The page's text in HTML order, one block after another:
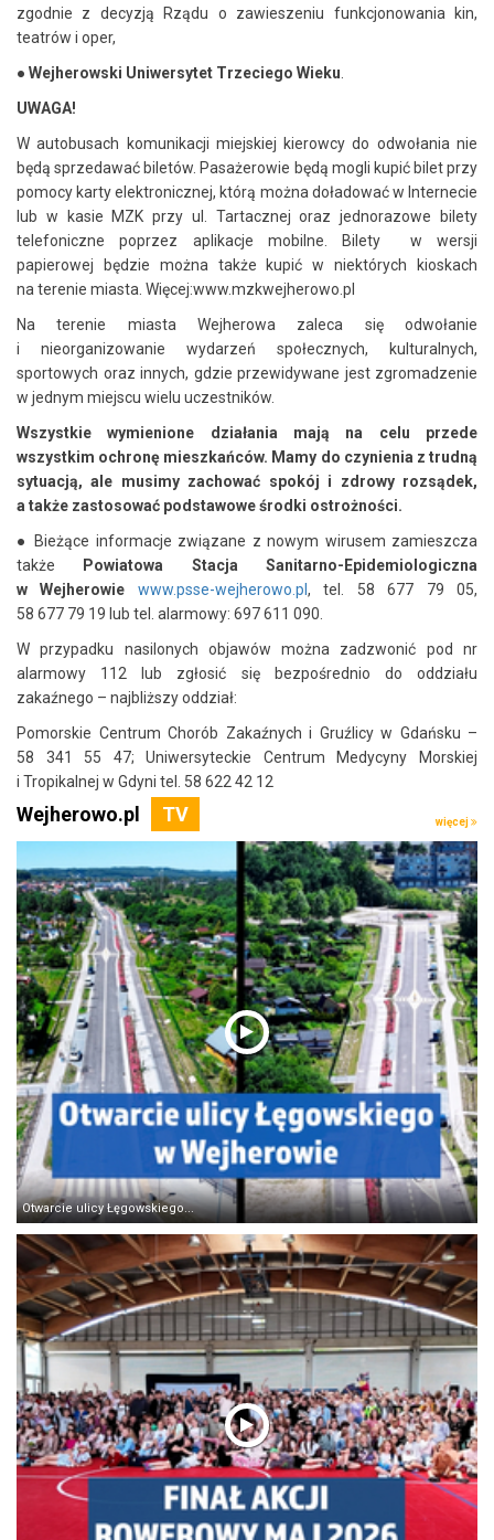
zgodnie z decyzją Rządu o zawieszeniu funkcjonowania kin,
teatrów i oper,
● Wejherowski Uniwersytet Trzeciego Wieku
UWAGA!
W autobusach komunikacji miejskiej kierowcy do odwołania nie
będą sprzedawać biletów. Pasażerowie będą mogli kupić bilet przy
pomocy karty elektronicznej, którą można doładować w Internecie
lub w kasie MZK przy ul. Tartacznej oraz jednorazowe bilety
telefoniczne poprzez aplikacje mobilne. Bilety w wersji
papierowej będzie można także kupić w niektórych kioskach
na terenie miasta. Więcej:www.mzkwejherowo.pl
Na terenie miasta Wejherowa zaleca się odwołanie
i nieorganizowanie wydarzeń społecznych, kulturalnych,
sportowych oraz innych, gdzie przewidywane jest zgromadzenie
w jednym miejscu wielu uczestników.
Wszystkie wymienione działania mają na celu przede
wszystkim ochronę mieszkańców. Mamy do czynienia z trudną
sytuacją, ale musimy zachować spokój i zdrowy rozsądek,
a także zastosować podstawowe środki ostrożności.
●
Bieżące informacje związane z nowym wirusem zamieszcza
także
Powiatowa Stacja Sanitarno-Epidemiologiczna
w Wejherowie
www.psse-wejherowo.pl , tel. 58 677 79 05,
58 677 79 19 lub tel. alarmowy: 697 611 090.
W przypadku nasilonych objawów można zadzwonić pod nr
alarmowy 112 lub zgłosić się bezpośrednio do oddziału
zakaźnego – najbliższy oddział:
Pomorskie Centrum Chorób Zakaźnych i Gruźlicy w Gdańsku –
58 341 55 47; Uniwersyteckie Centrum Medycyny Morskiej
i Tropikalnej w Gdyni tel. 58 622 42 12
Wejherowo.pl
Otwarcie ulicy Łęgowskiego...
więcej